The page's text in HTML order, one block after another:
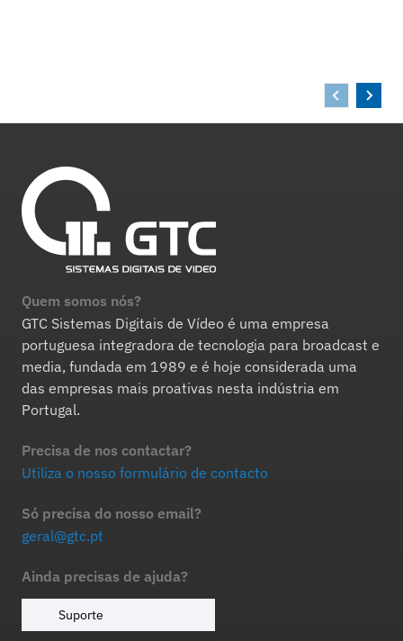
Quem somos nós?
GTC Sistemas Digitais de Vídeo é uma empresa
portuguesa integradora de tecnologia para broadcast e
media, fundada em 1989 e é hoje considerada uma
das empresas mais proativas nesta indústria em
Portugal.
Precisa de nos contactar?
Utiliza o nosso formulário de contacto
Só precisa do nosso email?
geral@gtc.pt
Ainda precisas de ajuda?
Suporte